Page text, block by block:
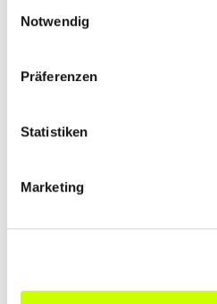
Notwendig
Präferenzen
Statistiken
Marketing